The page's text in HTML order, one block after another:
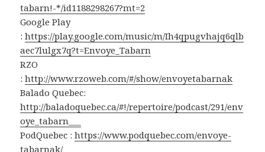
tabarn!-*/id1188298267?mt=2
Google Play
:https://play.google.com/music/m/Ih4qpugvhajq6qlb
aec7lulgx7q?t=Envoye_Tabarn
RZO
:http://www.rzoweb.com/#/show/envoyetabarnak
Balado Quebec:
http://baladoquebec.ca/#!/repertoire/podcast/291/env
oye_tabarn___
PodQuebec :https://www.podquebec.com/envoye-
tabarnak/